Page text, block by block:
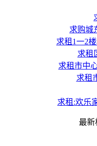
求购城
求租1一2
求租
求租市中
求租
求租:欢乐
最新